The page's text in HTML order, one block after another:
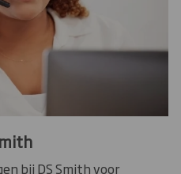
bij DS Smith voor